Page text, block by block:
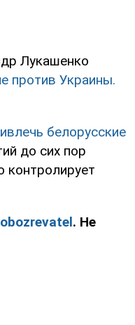
Лукашенко
против Украины.
белорусские
до сих пор
контролирует
obozrevatel. Не